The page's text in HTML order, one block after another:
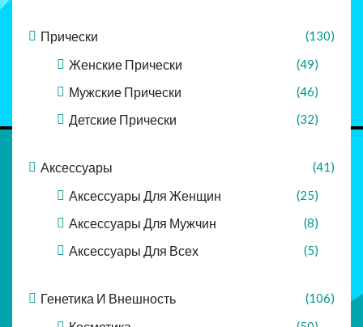
Прически (130)
Женские Прически (49)
Мужские Прически (46)
Детские Прически (32)
Аксессуары (41)
Аксессуары Для Женщин (25)
Аксессуары Для Мужчин (8)
Аксессуары Для Всех (5)
Генетика И Внешность (106)